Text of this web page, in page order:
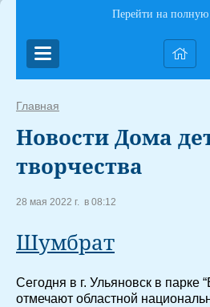
Перейти на
Главная
Новости Дома
творчества
28 мая 2022 г. в 08:12
Шумбрат
Сегодня в г. Ульяновск в парке
отмечают областной